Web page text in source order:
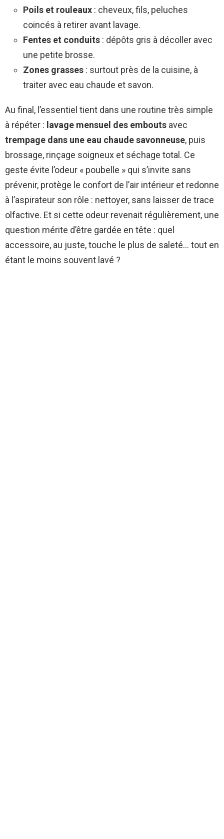
Poils et rouleaux : cheveux, fils, peluches
coincés à retirer avant lavage.
Fentes et conduits : dépôts gris à décoller avec
une petite brosse.
Zones grasses : surtout près de la cuisine, à
traiter avec eau chaude et savon.
Au final, l’essentiel tient dans une routine très simple
à répéter : lavage mensuel des embouts avec
trempage dans une eau chaude savonneuse, puis
brossage, rinçage soigneux et séchage total. Ce
geste évite l’odeur « poubelle » qui s’invite sans
prévenir, protège le confort de l’air intérieur et redonne
à l’aspirateur son rôle : nettoyer, sans laisser de trace
olfactive. Et si cette odeur revenait régulièrement, une
question mérite d’être gardée en tête : quel
accessoire, au juste, touche le plus de saleté… tout en
étant le moins souvent lavé ?